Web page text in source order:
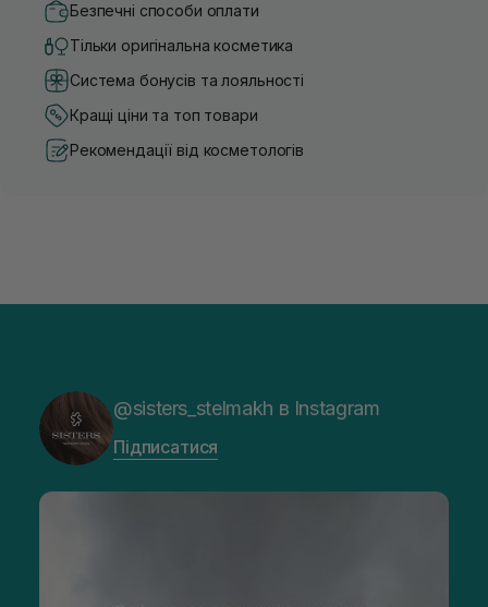
Безпечні способи оплати
Тільки оригінальна косметика
Система бонусів та лояльності
Кращі ціни та топ товари
Рекомендації від косметологів
@sisters_stelmakh в Instagram
Підписатися